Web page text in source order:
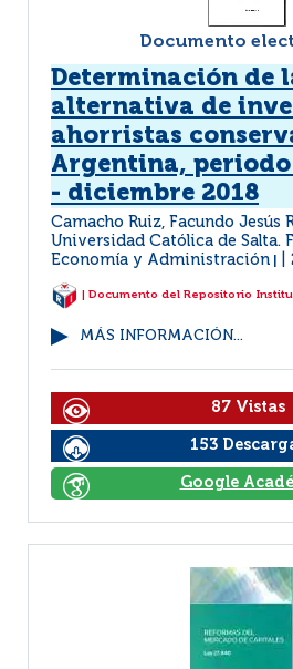
Documento
Determinación de
alternativa de
ahorristas
Argentina, periodo
- diciembre 2018
Camacho Ruiz, Facundo Jesús
Universidad Católica de Salta.
Economía y Administración
| Documento del Repositorio
MÁS INFORMACIÓN...
87 Vistas
153
Google